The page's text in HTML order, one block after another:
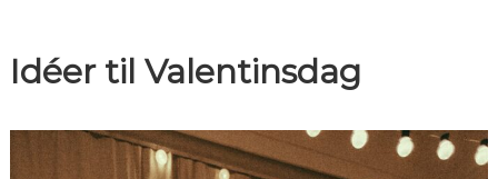
Idéer til Valentinsdag